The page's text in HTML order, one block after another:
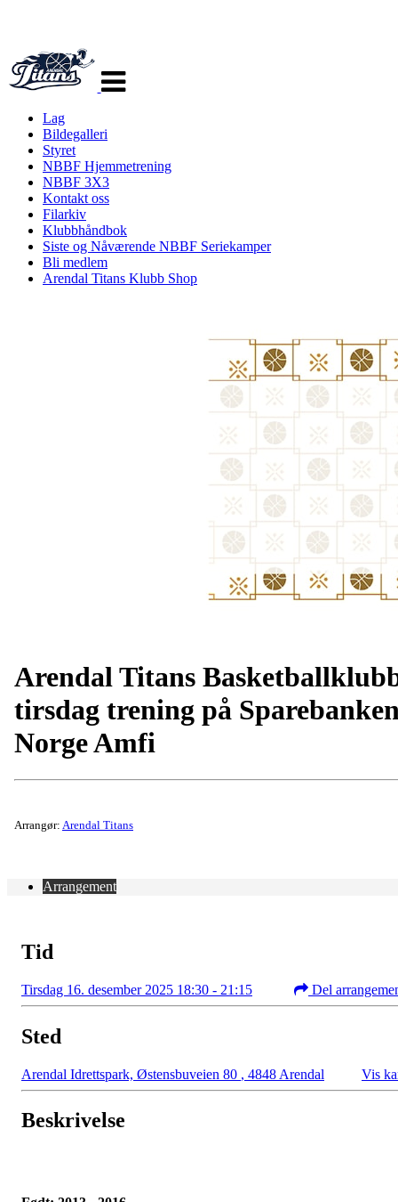
navigasjon
Lag
Bildegalleri
Styret
NBBF Hjemmetrening
NBBF 3X3
Kontakt oss
Filarkiv
Klubbhåndbok
Siste og Nåværende NBBF Seriekamper
Bli medlem
Arendal Titans Klubb Shop
Arendal Titans
tirsdag trening på
Norge Amfi
Arrangør: Arendal Titans
Arrangement
Tid
Tirsdag 16. desember 2025 18:30 - 21:15 Del
Sted
Arendal Idrettspark, Østensbuveien 80 , 4848 Arendal Vis
Beskrivelse